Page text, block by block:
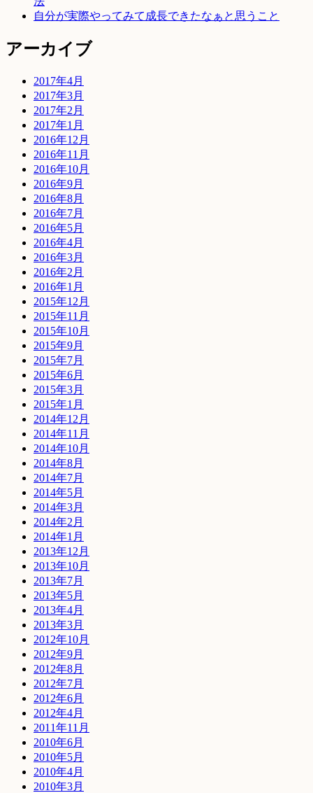
自分が実際やってみて成長できたなぁと思うこと
アーカイブ
2017年4月
2017年3月
2017年2月
2017年1月
2016年12月
2016年11月
2016年10月
2016年9月
2016年8月
2016年7月
2016年5月
2016年4月
2016年3月
2016年2月
2016年1月
2015年12月
2015年11月
2015年10月
2015年9月
2015年7月
2015年6月
2015年3月
2015年1月
2014年12月
2014年11月
2014年10月
2014年8月
2014年7月
2014年5月
2014年3月
2014年2月
2014年1月
2013年12月
2013年10月
2013年7月
2013年5月
2013年4月
2013年3月
2012年10月
2012年9月
2012年8月
2012年7月
2012年6月
2012年4月
2011年11月
2010年6月
2010年5月
2010年4月
2010年3月